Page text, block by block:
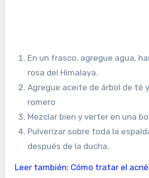
En un frasco, agregue agua,
rosa del Himalaya.
Agregue aceite de árbol de té
romero
Mezclar bien y verter en una
Pulverizar sobre toda la
después de la ducha.
Leer también: Cómo tratar el